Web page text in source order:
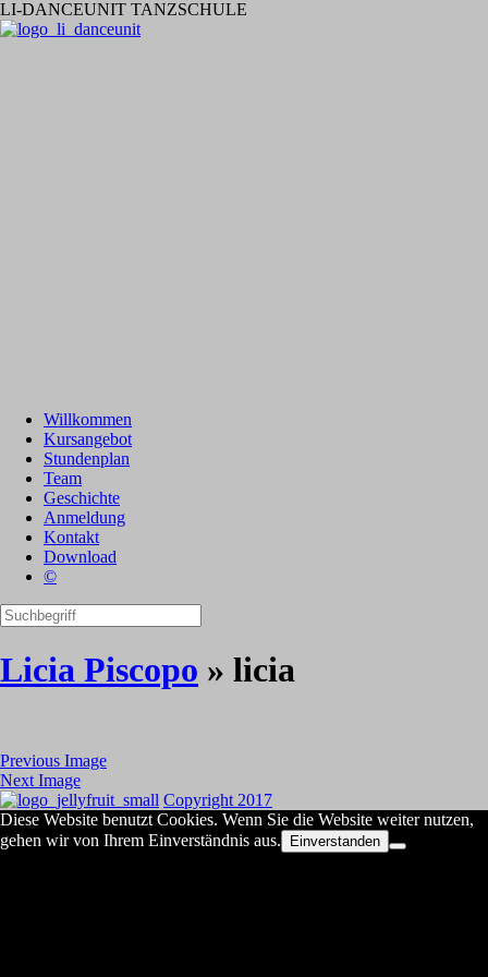
LI-DANCEUNIT TANZSCHULE
Willkommen
Kursangebot
Stundenplan
Team
Geschichte
Anmeldung
Kontakt
Download
©
Licia Piscopo » licia
Previous Image
Next Image
Copyright 2017
Diese Website benutzt Cookies. Wenn Sie die Website weiter nutzen,
gehen wir von Ihrem Einverständnis aus.
Einverstanden